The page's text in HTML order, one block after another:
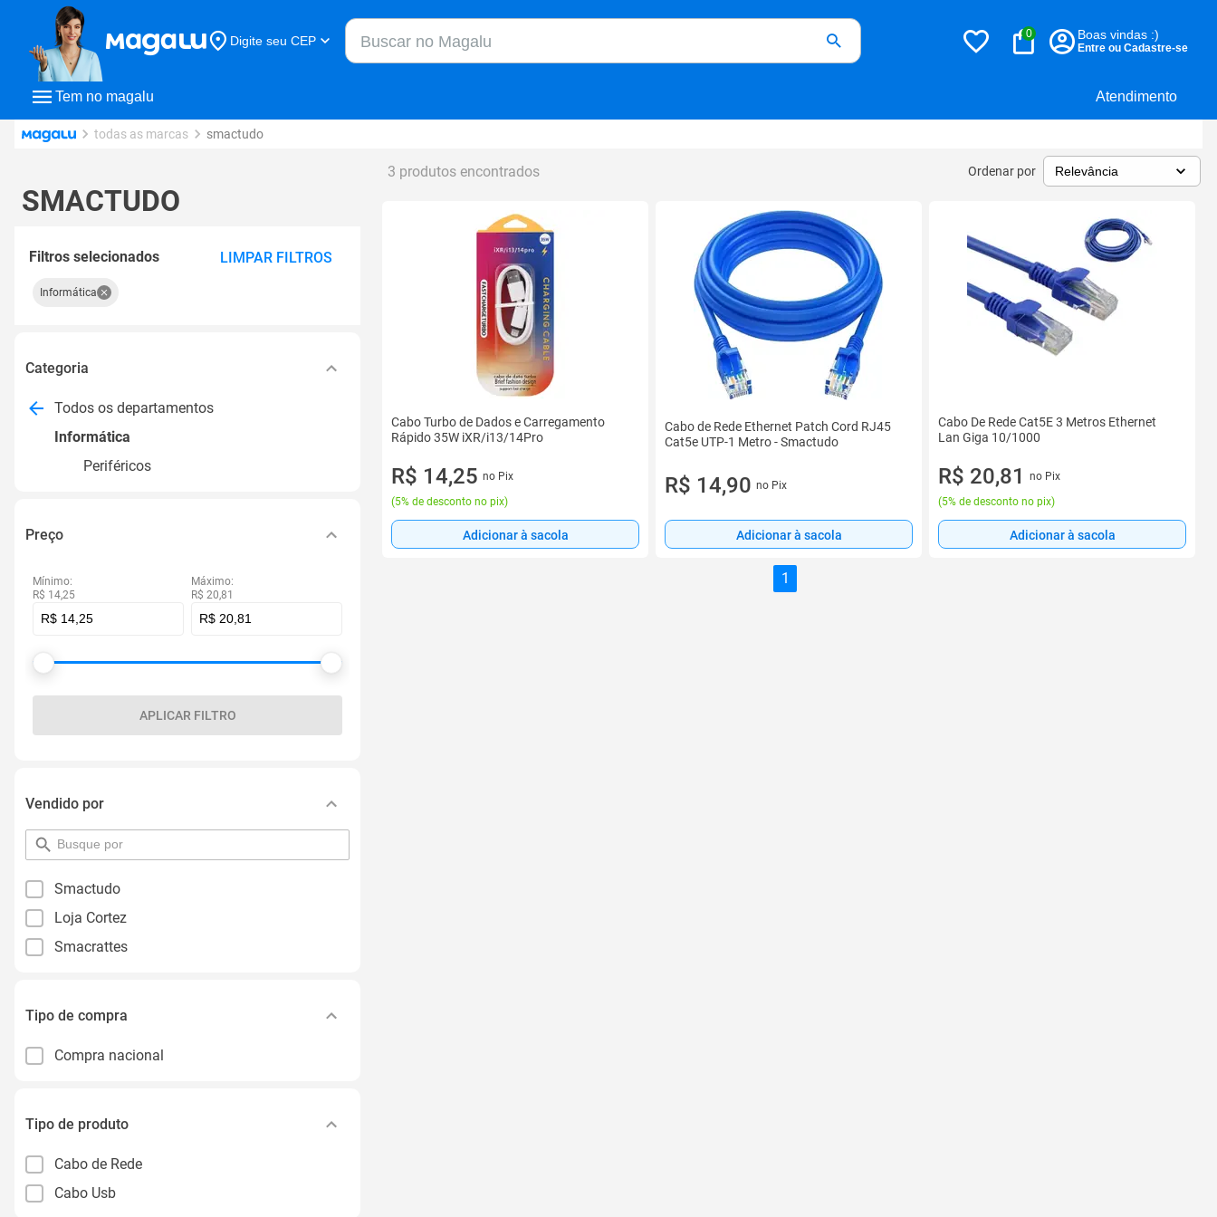
Tem no magalu Atendimento
Digite seu CEP
Buscar no Magalu
0 Boas vindas :)
Entre ou Cadastre-se
todas as marcas smactudo
SMACTUDO
Filtros selecionados LIMPAR FILTROS
Informática
Categoria
Todos os departamentos
Informática
Periféricos
Preço
Mínimo:
R$ 14,25
Máximo:
R$ 20,81
APLICAR FILTRO
Vendido por
pesquisar
por
Smactudo
Loja Cortez
Smacrattes
Tipo de compra
Compra nacional
Tipo de produto
Cabo de Rede
Cabo Usb
3 produtos encontrados Ordenar por
Cabo Turbo de Dados e Carregamento
Rápido 35W iXR/i13/14Pro
R$ 14,25 no Pix
(5% de desconto no pix)
Adicionar à sacola
Cabo de Rede Ethernet Patch Cord RJ45
Cat5e UTP-1 Metro - Smactudo
R$ 14,90 no Pix
Adicionar à sacola
Cabo De Rede Cat5E 3 Metros Ethernet
Lan Giga 10/1000
R$ 20,81
no Pix
(5% de desconto no pix)
Adicionar à sacola
1